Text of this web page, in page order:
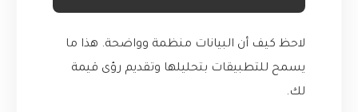
لاحظ كيف أن البيانات منظمة وواضحة. هذا ما
يسمح للتطبيقات بتحليلها وتقديم رؤى قيمة
لك.